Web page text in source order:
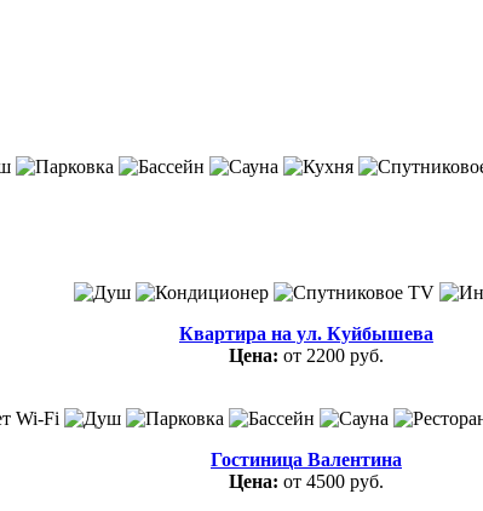
Квартира на ул. Куйбышева
Цена: от 2200 руб.
Гостиница Валентина
Цена: от 4500 руб.